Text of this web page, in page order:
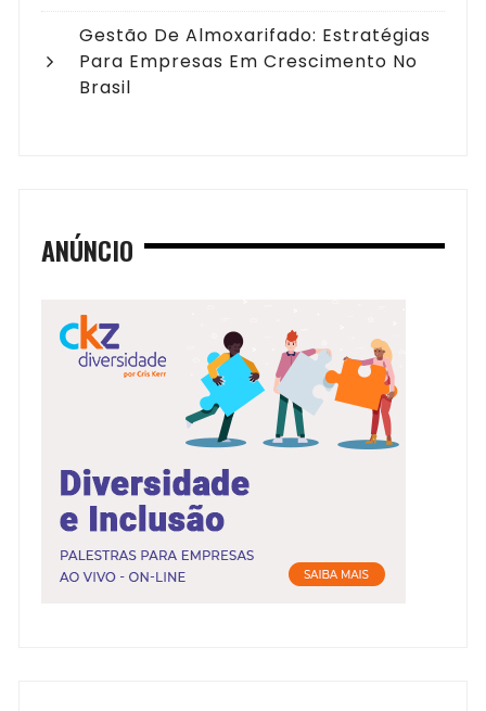
Gestão De Almoxarifado: Estratégias
Para Empresas Em Crescimento No
Brasil
ANÚNCIO